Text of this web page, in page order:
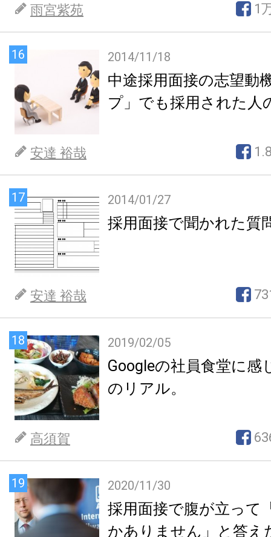
雨宮紫苑 1
16 2014/11/18
中途採用面接の志望動
プ」でも採用された人
安達 裕哉
17 2014/01/27
採用面接で聞かれた質
安達 裕哉
18 2019/02/05
Googleの社員食堂に感
のリアル。
高須賀
19 2020/11/30
採用面接で腹が立って
かありません」と答え